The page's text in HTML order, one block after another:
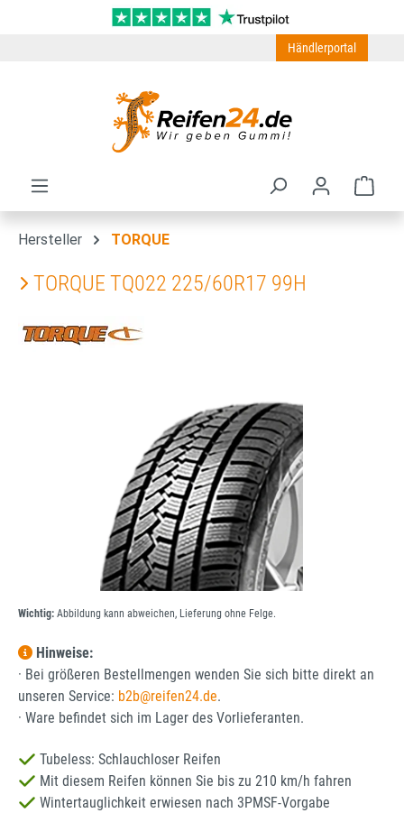
Zum Hauptinhalt springen
Händlerportal
Hersteller TORQUE
TORQUE TQ022 225/60R17 99H
Wichtig: Abbildung kann abweichen, Lieferung ohne Felge.
Hinweise:
· Bei größeren Bestellmengen wenden Sie sich bitte direkt an
unseren Service: b2b@reifen24.de.
· Ware befindet sich im Lager des Vorlieferanten.
Tubeless: Schlauchloser Reifen
Mit diesem Reifen können Sie bis zu 210 km/h fahren
Wintertauglichkeit erwiesen nach 3PMSF-Vorgabe